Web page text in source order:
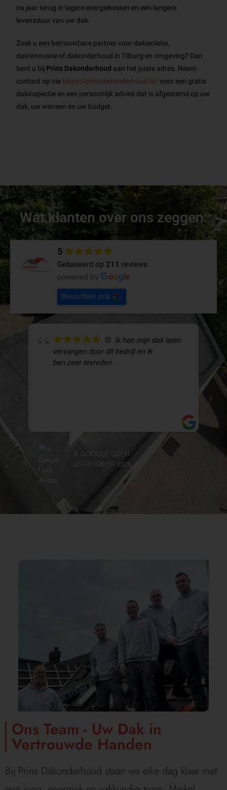
na jaar terug in lagere energiekosten en een langere
levensduur van uw dak.
Zoek u een betrouwbare partner voor dakisolatie,
dakrenovatie of dakonderhoud in Tilburg en omgeving? Dan
bent u bij Prins Dakonderhoud aan het juiste adres. Neem
contact op via https://prinsdakonderhoud.nl/ voor een gratis
dakinspectie en een persoonlijk advies dat is afgestemd op uw
dak, uw wensen en uw budget.
Wat klanten over ons zeggen:
5
Gebaseerd op 211 reviews
Beoordeel ons
Ik heb mijn dak laten
vervangen door dit bedrijf en ik
ben zeer tevreden.
A GOOGLE USER
26 OKTOBER 2025
Ons Team - Uw Dak in
Vertrouwde Handen
Bij Prins Dakonderhoud staan we elke dag klaar met